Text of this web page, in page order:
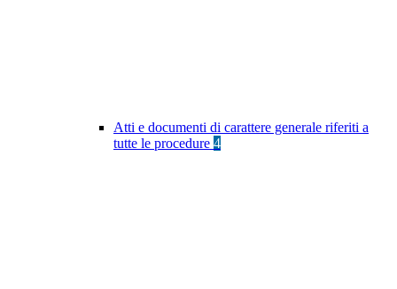
Atti e documenti di carattere generale riferiti a
tutte le procedure 4